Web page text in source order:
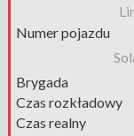
Numer pojazdu
Brygada
Czas rozkładowy
Czas realny